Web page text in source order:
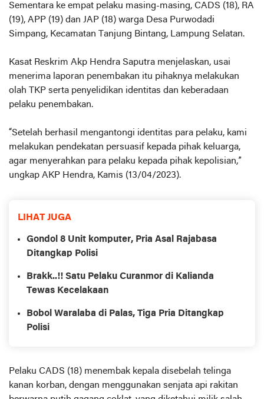
Sementara ke empat pelaku masing-masing, CADS (18), RA
(19), APP (19) dan JAP (18) warga Desa Purwodadi
Simpang, Kecamatan Tanjung Bintang, Lampung Selatan.
Kasat Reskrim Akp Hendra Saputra menjelaskan, usai
menerima laporan penembakan itu pihaknya melakukan
olah TKP serta penyelidikan identitas dan keberadaan
pelaku penembakan.
“Setelah berhasil mengantongi identitas para pelaku, kami
melakukan pendekatan persuasif kepada pihak keluarga,
agar menyerahkan para pelaku kepada pihak kepolisian,”
ungkap AKP Hendra, Kamis (13/04/2023).
LIHAT JUGA
Gondol 8 Unit komputer, Pria Asal Rajabasa
Ditangkap Polisi
Brakk..!! Satu Pelaku Curanmor di Kalianda
Tewas Kecelakaan
Bobol Waralaba di Palas, Tiga Pria Ditangkap
Polisi
Pelaku CADS (18) menembak kepala disebelah telinga
kanan korban, dengan menggunakan senjata api rakitan